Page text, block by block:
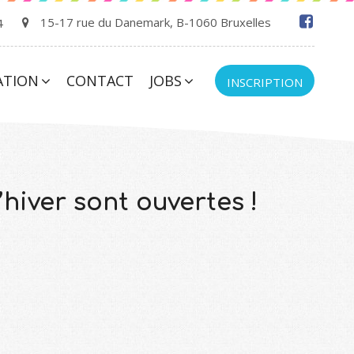
15-17 rue du Danemark, B-1060 Bruxelles
CONTACT JOBS INSCRIPTION
sont ouvertes !